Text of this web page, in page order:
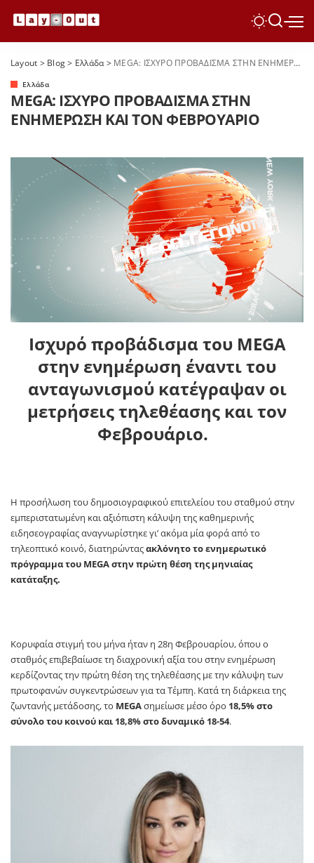
Layout > Blog> Ελλάδα> MEGA: ΙΣΧΥΡΟ ΠΡΟΒΑΔΙΣΜΑ ΣΤΗΝ ΕΝΗΜΕΡΩΣΗ ΚΑΙ ΤΟΝ ΦΕΒΡΟΥΑΡΙΟ
Ελλάδα
MEGA: ΙΣΧΥΡΟ ΠΡΟΒΑΔΙΣΜΑ ΣΤΗΝ
ΕΝΗΜΕΡΩΣΗ ΚΑΙ ΤΟΝ ΦΕΒΡΟΥΑΡΙΟ
Ισχυρό προβάδισμα του MEGA
στην ενημέρωση έναντι του
ανταγωνισμού κατέγραψαν οι
μετρήσεις τηλεθέασης και τον
Φεβρουάριο.
Η προσήλωση του δημοσιογραφικού επιτελείου του σταθμού στην
εμπεριστατωμένη και αξιόπιστη κάλυψη της καθημερινής
ειδησεογραφίας αναγνωρίστηκε γι’ ακόμα μία φορά από το
τηλεοπτικό κοινό, διατηρώνταςακλόνητο το ενημερωτικό
πρόγραμμα του MEGAστην πρώτη θέση της μηνιαίας
κατάταξης.
Κορυφαία στιγμή του μήνα ήταν η 28η Φεβρουαρίου, όπου ο
σταθμός επιβεβαίωσε τη διαχρονική αξία του στην ενημέρωση
κερδίζοντας την πρώτη θέση της τηλεθέασης με την κάλυψη των
πρωτοφανών συγκεντρώσεων για τα Τέμπη. Κατά τη διάρκεια της
ζωντανής μετάδοσης, το MEGAσημείωσε μέσο όρο 18,5% στο
σύνολο του κοινού και 18,8% στο δυναμικό 18-54.